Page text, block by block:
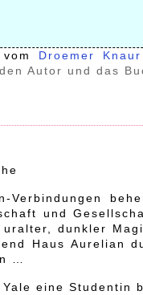
Droemer
Autor und das
Verbindungen
und
dunkler
Haus Aurelian
…
Yale eine